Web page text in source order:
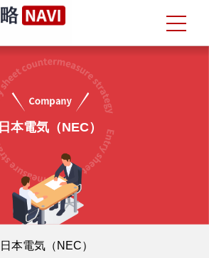
日本電気（NEC）
日本電気（NEC）